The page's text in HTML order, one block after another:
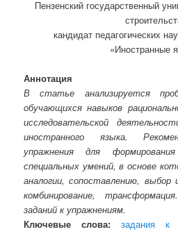
Пензенский государственный
кандидат педагогических
«Иностранные
Аннотация
В статье анализируется
обучающихся навыков
исследовательской
иностранного языка.
упражнения для
специальных умений, в основе
аналогии, сопоставлению, выбор
комбинирование,
заданий к упражнениям.
Ключевые слова:
задания к